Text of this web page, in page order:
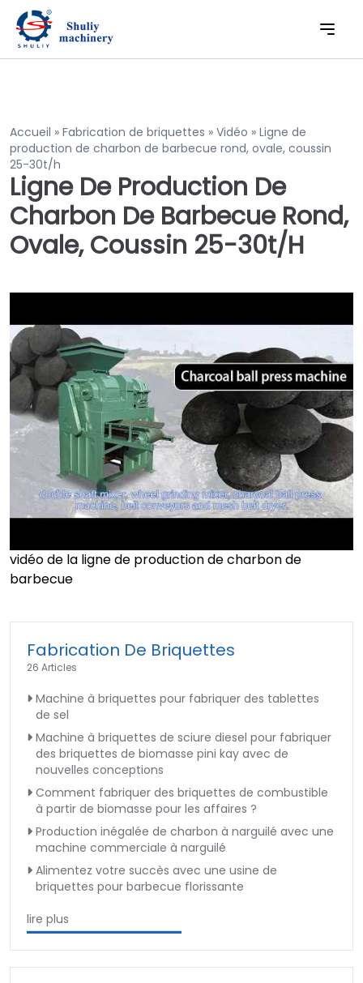
Accueil » Fabrication de briquettes » Vidéo » Ligne de
production de charbon de barbecue rond, ovale, coussin
25-30t/h
Ligne De Production De
Charbon De Barbecue Rond,
Ovale, Coussin 25-30t/h
►
vidéo de la ligne de production de charbon de
barbecue
Fabrication De Briquettes
26 Articles
Machine à briquettes pour fabriquer des tablettes
de sel
Machine à briquettes de sciure diesel pour fabriquer
des briquettes de biomasse pini kay avec de
nouvelles conceptions
Comment fabriquer des briquettes de combustible
à partir de biomasse pour les affaires ?
Production inégalée de charbon à narguilé avec une
machine commerciale à narguilé
Alimentez votre succès avec une usine de
briquettes pour barbecue florissante
lire plus